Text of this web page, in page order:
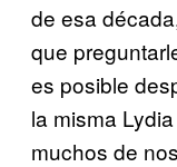
de esa
que
es posible
la misma
muchos de